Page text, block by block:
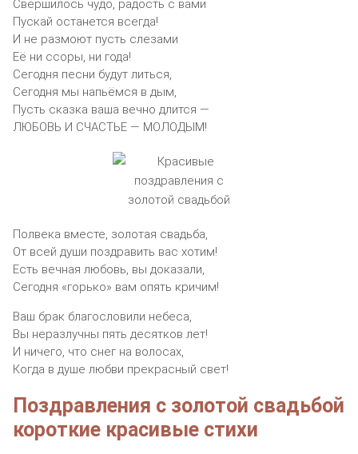
Свершилось чудо, радость с вами
Пускай останется всегда!
И не размоют пусть слезами
Её ни ссоры, ни года!
Сегодня песни будут литься,
Сегодня мы напьёмся в дым,
Пусть сказка ваша вечно длится —
ЛЮБОВЬ И СЧАСТЬЕ — МОЛОДЫМ!
Полвека вместе, золотая свадьба,
От всей души поздравить вас хотим!
Есть вечная любовь, вы доказали,
Сегодня «горько» вам опять кричим!
Ваш брак благословили небеса,
Вы неразлучны пять десятков лет!
И ничего, что снег на волосах,
Когда в душе любви прекрасный свет!
Поздравления с золотой свадьбой
короткие красивые стихи